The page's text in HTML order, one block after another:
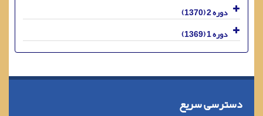
دوره 2 (1370)
دوره 1 (1369)
دسترسی سریع